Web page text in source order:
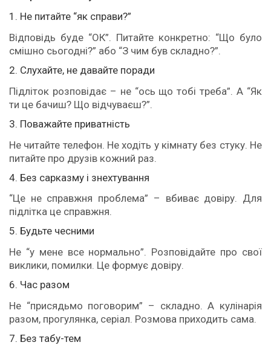
1. Не питайте “як справи?”
Відповідь буде “ОК”. Питайте конкретно: “Що було
смішно сьогодні?” або “З чим був складно?”.
2. Слухайте, не давайте поради
Підліток розповідає – не “ось що тобі треба”. А “Як
ти це бачиш? Що відчуваєш?”.
3. Поважайте приватність
Не читайте телефон. Не ходіть у кімнату без стуку. Не
питайте про друзів кожний раз.
4. Без сарказму і знехтування
“Це не справжня проблема” – вбиває довіру. Для
підлітка це справжня.
5. Будьте чесними
Не “у мене все нормально”. Розповідайте про свої
виклики, помилки. Це формує довіру.
6. Час разом
Не “присядьмо поговорим” – складно. А кулінарія
разом, прогулянка, серіал. Розмова приходить сама.
7. Без табу-тем